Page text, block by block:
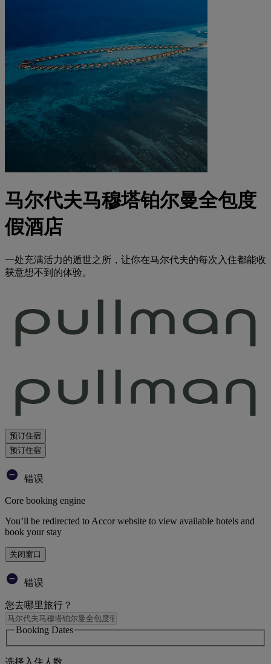
马尔代夫马穆塔铂尔曼全包度
假酒店
一处充满活力的遁世之所，让你在马尔代夫的每次入住都能收
获意想不到的体验。
预订住宿
预订住宿
错误
Core booking engine
You’ll be redirected to Accor website to view available hotels and
book your stay
关闭窗口
错误
您去哪里旅行？
Booking Dates
选择入住人数